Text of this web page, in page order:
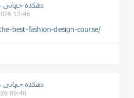
دهکده جهانی
12:46
best-fashion-design-course/
دهکده جهانی
09:40